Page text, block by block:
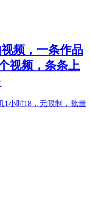
频，一条作品
视频，条条上